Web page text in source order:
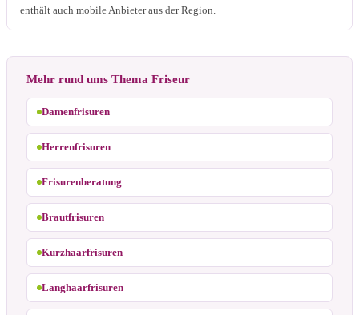
enthält auch mobile Anbieter aus der Region.
Mehr rund ums Thema Friseur
Damenfrisuren
Herrenfrisuren
Frisurenberatung
Brautfrisuren
Kurzhaarfrisuren
Langhaarfrisuren